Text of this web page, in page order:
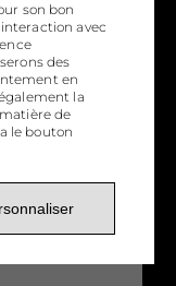
son bon
avec
des
en
la
de
le bouton